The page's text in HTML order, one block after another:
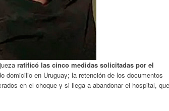
ratificó las cinco medidas solicitadas por el
domicilio en Uruguay; la retención de los documentos
en el choque y si llega a abandonar el hospital, que